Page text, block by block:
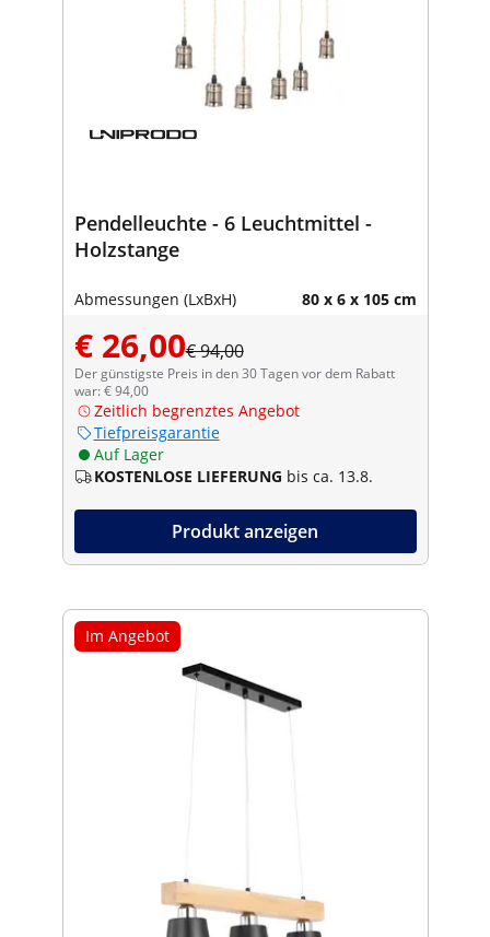
Pendelleuchte - 6 Leuchtmittel -
Holzstange
Abmessungen (LxBxH) 80 x 6 x 105 cm
€ 26,00€ 94,00
Der günstigste Preis in den 30 Tagen vor dem Rabatt
war: € 94,00
Zeitlich begrenztes Angebot
Tiefpreisgarantie
Auf Lager
KOSTENLOSE LIEFERUNG bis ca. 13.8.
Produkt anzeigen
Im Angebot